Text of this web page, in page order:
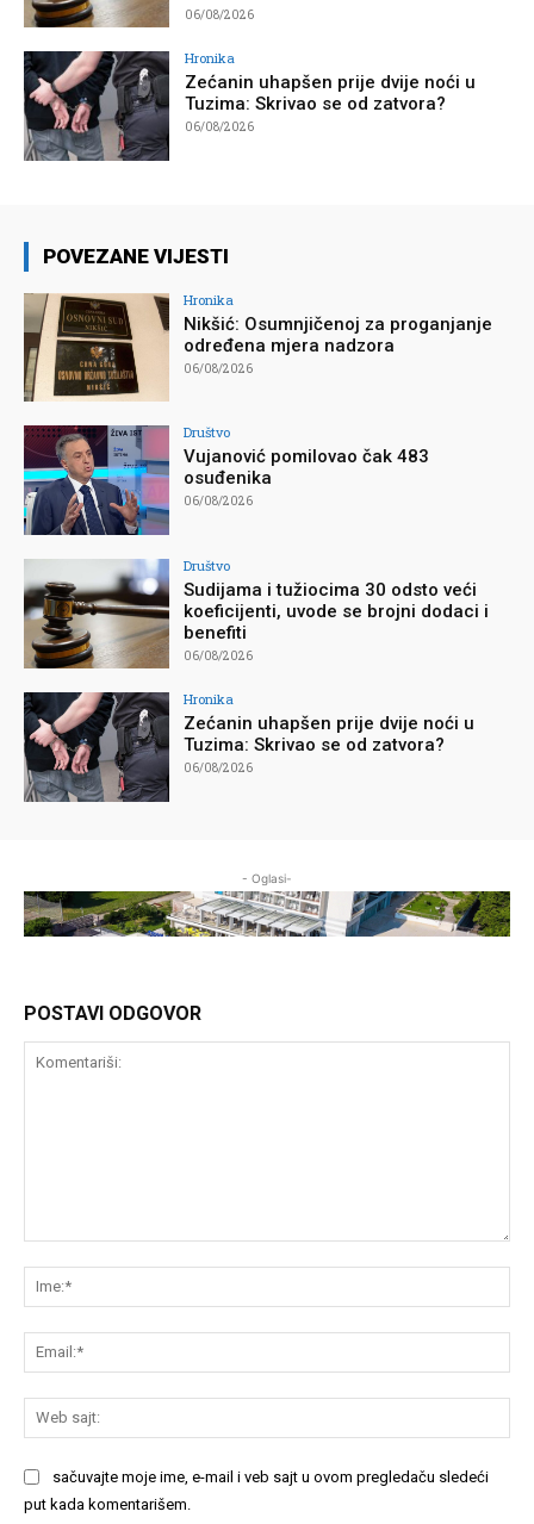
06/08/2026
Hronika
Zećanin uhapšen prije dvije noći u
Tuzima: Skrivao se od zatvora?
06/08/2026
POVEZANE VIJESTI
Hronika
Nikšić: Osumnjičenoj za proganjanje
određena mjera nadzora
06/08/2026
Društvo
Vujanović pomilovao čak 483
osuđenika
06/08/2026
Društvo
Sudijama i tužiocima 30 odsto veći
koeficijenti, uvode se brojni dodaci i
benefiti
06/08/2026
Hronika
Zećanin uhapšen prije dvije noći u
Tuzima: Skrivao se od zatvora?
06/08/2026
- Oglasi-
POSTAVI ODGOVOR
sačuvajte moje ime, e-mail i veb sajt u ovom pregledaču sledeći
put kada komentarišem.